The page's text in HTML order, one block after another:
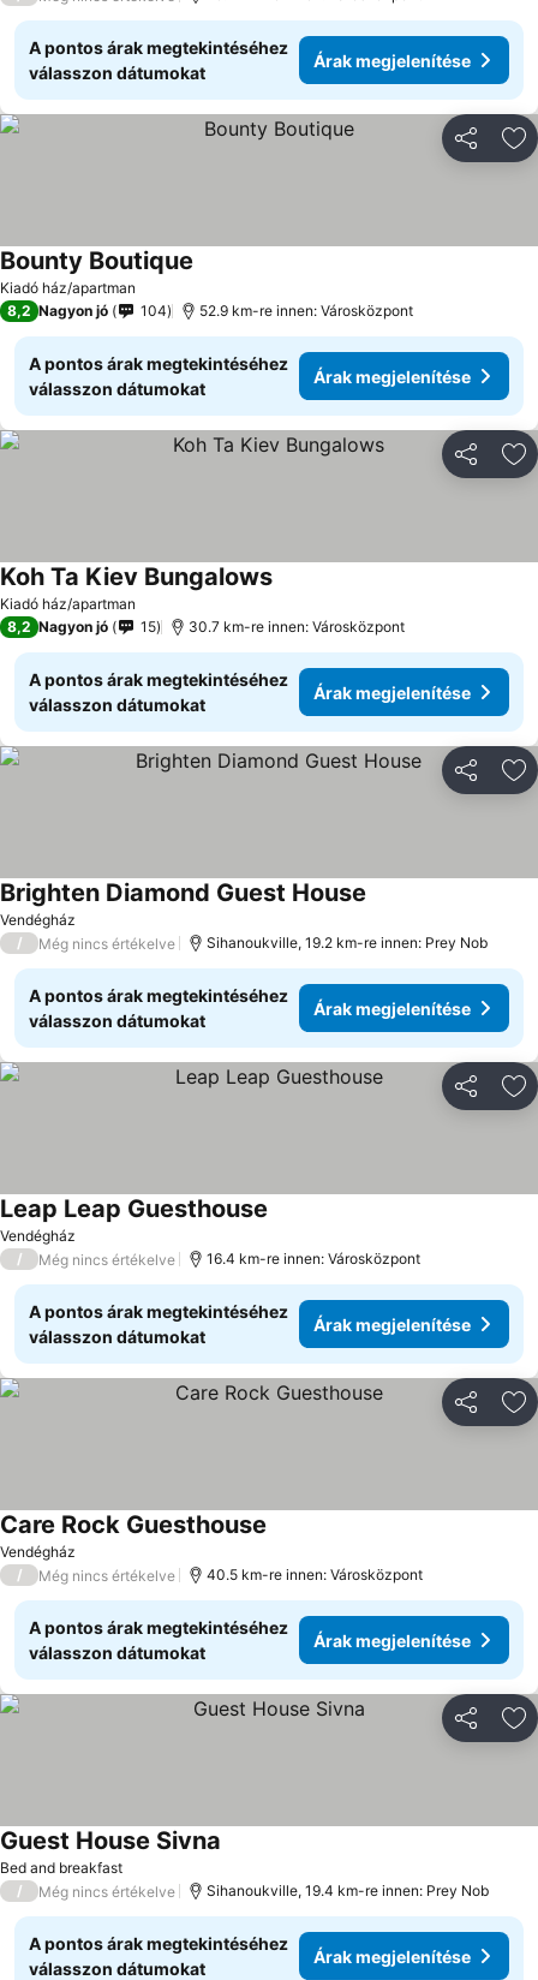
A pontos árak megtekintéséhez
válasszon dátumokat
Árak megjelenítése
Kiadó ház/apartman
Bounty Boutique
8,2 Nagyon jó 104 52.9 km-re innen: Városközpont
A pontos árak megtekintéséhez
válasszon dátumokat
Árak megjelenítése
Kiadó ház/apartman
Koh Ta Kiev Bungalows
8,2 Nagyon jó 15 30.7 km-re innen: Városközpont
A pontos árak megtekintéséhez
válasszon dátumokat
Árak megjelenítése
Vendégház
Brighten Diamond Guest House
/ Még nincs értékelve Sihanoukville, 19.2 km-re innen: Prey Nob
A pontos árak megtekintéséhez
válasszon dátumokat
Árak megjelenítése
Vendégház
Leap Leap Guesthouse
/ Még nincs értékelve 16.4 km-re innen: Városközpont
A pontos árak megtekintéséhez
válasszon dátumokat
Árak megjelenítése
Vendégház
Care Rock Guesthouse
/ Még nincs értékelve 40.5 km-re innen: Városközpont
A pontos árak megtekintéséhez
válasszon dátumokat
Árak megjelenítése
Bed and breakfast
Guest House Sivna
/ Még nincs értékelve Sihanoukville, 19.4 km-re innen: Prey Nob
A pontos árak megtekintéséhez
válasszon dátumokat
Árak megjelenítése